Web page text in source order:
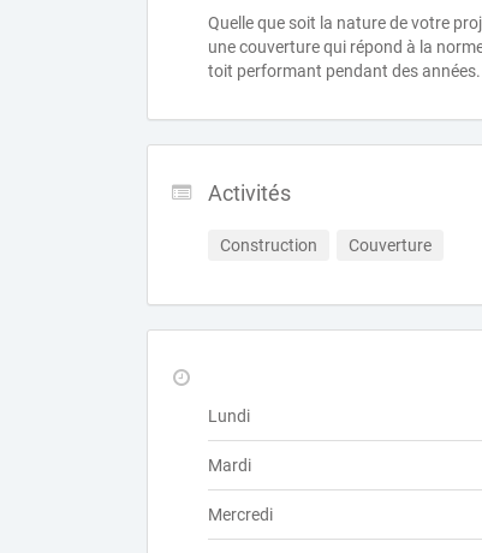
Quelle que soit la nature de votre
une couverture qui répond à la
toit performant pendant des
Activités
Construction Couverture
Lundi
Mardi
Mercredi